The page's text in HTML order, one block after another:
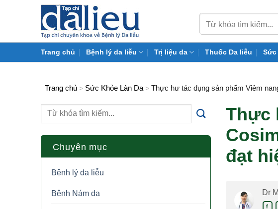
Trang chủ Bệnh lý da liễu Trị liệu da Thuốc Da liễu Sức
Trang chủ > Sức Khỏe Làn Da > Thực hư tác dụng sản phẩm Viêm
Chuyên mục
Bệnh lý da liễu
Bệnh Nám da
Thực
đạt
Dr